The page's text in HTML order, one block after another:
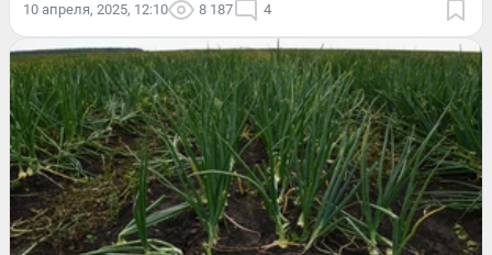
10 апреля, 2025, 12:10 8 187 4